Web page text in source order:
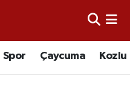
Spor Çaycuma Kozlu